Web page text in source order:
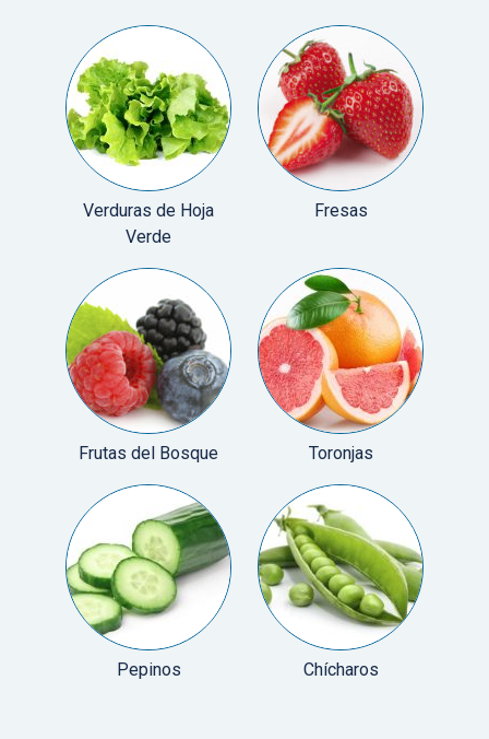
Verduras de Hoja
Verde
Fresas
Frutas del Bosque Toronjas
Pepinos Chícharos